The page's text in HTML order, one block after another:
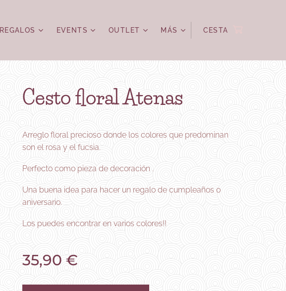
REGALOS EVENTS OUTLET MÁS CESTA
Cesto floral Atenas
Arreglo floral precioso donde los colores que predominan
son el rosa y el fucsia.
Perfecto como pieza de decoración .
Una buena idea para hacer un regalo de cumpleaños o
aniversario.
Los puedes encontrar en varios colores!!
35,90 €